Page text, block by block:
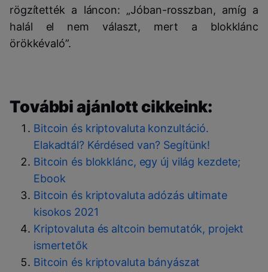
rögzítették a láncon: „Jóban-rosszban, amíg a
halál el nem választ, mert a blokklánc
örökkévaló”.
További ajánlott cikkeink:
Bitcoin és kriptovaluta konzultáció.
Elakadtál? Kérdésed van? Segítünk!
Bitcoin és blokklánc, egy új világ kezdete;
Ebook
Bitcoin és kriptovaluta adózás ultimate
kisokos 2021
Kriptovaluta és altcoin bemutatók, projekt
ismertetők
Bitcoin és kriptovaluta bányászat